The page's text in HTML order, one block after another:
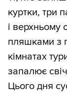
куртки, три
і верхньому
пляшками з
кімнатах
запалює
Цього дня